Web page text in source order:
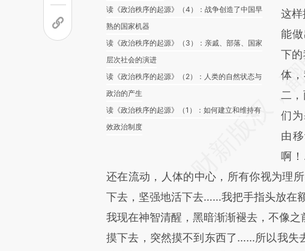
读《政治秩序的起源》（4）：战争创造了中国早
熟的国家机器
读《政治秩序的起源》（3）：亲戚、部落、国家
层次社会的演进
读《政治秩序的起源》（2）：人类的自然状态与
政治的产生
读《政治秩序的起源》（1）：如何建立和维持有
效政治制度
这样
能
下
体
二
们
由
啊
还在流动，人体的中心，所有你视为理
下去，坚强地活下去……我把手指头放在
我现在神智清醒，黑暗渐渐褪去，不像
摸下去，突然摸不到东西了……所以我失